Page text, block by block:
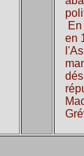
en